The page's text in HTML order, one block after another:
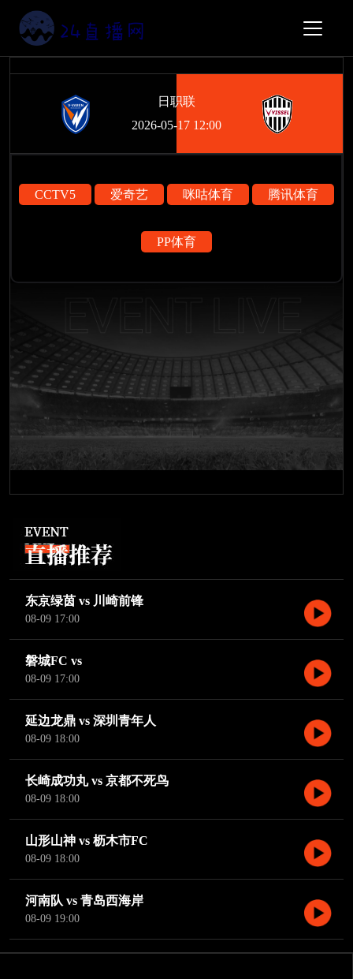
日职联
2026-05-17 12:00
CCTV5 爱奇艺 咪咕体育 腾讯体育
PP体育
东京绿茵 vs 川崎前锋
08-09 17:00
磐城FC vs
08-09 17:00
延边龙鼎 vs 深圳青年人
08-09 18:00
长崎成功丸 vs 京都不死鸟
08-09 18:00
山形山神 vs 枥木市FC
08-09 18:00
河南队 vs 青岛西海岸
08-09 19:00